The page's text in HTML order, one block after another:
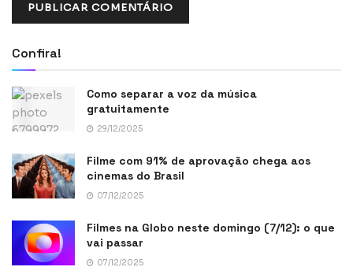
Confira!
Como separar a voz da música
gratuitamente
29/12/2025
Filme com 91% de aprovação chega aos
cinemas do Brasil
07/12/2025
Filmes na Globo neste domingo (7/12): o que
vai passar
07/12/2025